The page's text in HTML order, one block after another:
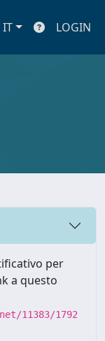
IT LOGIN
per
a questo
11383/1792